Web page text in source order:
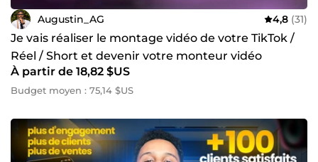
Augustin_AG 4,8 (31)
Je vais réaliser le montage vidéo de votre TikTok /
Réel / Short et devenir votre monteur vidéo
À partir de 18,82 $US
Budget moyen : 75,14 $US